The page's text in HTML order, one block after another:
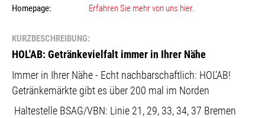
Homepage:
Erfahren Sie mehr von uns hier.
KURZBESCHREIBUNG:
HOL'AB: Getränkevielfalt immer in Ihrer Nähe
Immer in Ihrer Nähe - Echt nachbarschaftlich: HOL'AB!
Getränkemärkte gibt es über 200 mal im Norden
Haltestelle BSAG/VBN: Linie 21, 29, 33, 34, 37 Bremen